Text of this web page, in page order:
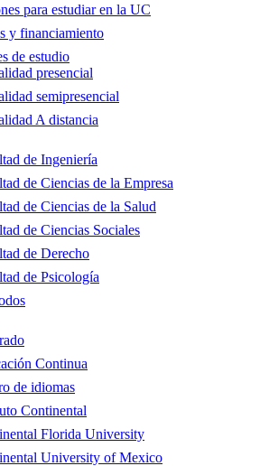
para estudiar en la UC
y financiamiento
de estudio
presencial
semipresencial
A distancia
de Ingeniería
de Ciencias de la Empresa
de Ciencias de la Salud
de Ciencias Sociales
de Derecho
de Psicología
Continua
de idiomas
Continental
Florida University
University of Mexico